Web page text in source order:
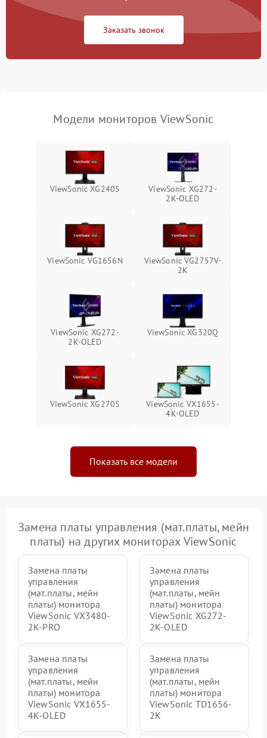
защиты от перегрузок
1000 ₽
Неисправность системы
перенапряжения
Подробнее →
защиты от замыкания
Подробнее →
Повреждение системы
1000 ₽ Подробнее →
Неисправность системы
защиты от перегрева
Подробнее →
Поломка системы защиты
от перенапряжения
Поломка системы защиты
от замыкания
Подробнее →
Заказать звонок
Модели мониторов ViewSonic
ViewSonic XG2405
ViewSonic XG272-
2K-OLED
ViewSonic VG1656N
ViewSonic VG2757V-
2K
ViewSonic XG272-
2K-OLED
ViewSonic XG320Q
ViewSonic XG2705
ViewSonic VX1655-
4K-OLED
Показать все модели
Замена платы управления (мат.платы, мейн
платы) на других мониторах ViewSonic
Замена платы
управления
(мат.платы, мейн
платы) монитора
ViewSonic VX3480-
2K-PRO
Замена платы
управления
(мат.платы, мейн
платы) монитора
ViewSonic XG272-
2K-OLED
Замена платы
управления
(мат.платы, мейн
платы) монитора
ViewSonic VX1655-
4K-OLED
Замена платы
управления
(мат.платы, мейн
платы) монитора
ViewSonic TD1656-
2K